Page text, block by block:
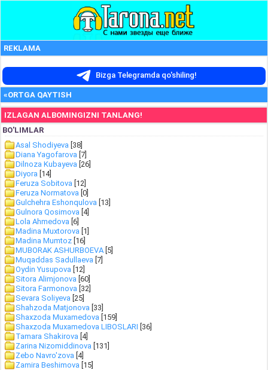
REKLAMA
Bizga Telegramda qo'shiling!
«ORTGA QAYTISH
IZLAGAN ALBOMINGIZNI TANLANG!
BO'LIMLAR
Asal Shodiyeva [38]
Diana Yagofarova [7]
Dilnoza Kubayeva [26]
Diyora [14]
Feruza Sobitova [12]
Feruza Normatova [0]
Gulchehra Eshonqulova [13]
Gulnora Qosimova [4]
Lola Ahmedova [6]
Madina Muxtorova [1]
Madina Mumtoz [16]
MUBORAK ASHURBOEVA [5]
Muqaddas Sadullaeva [7]
Oydin Yusupova [12]
Sitora Alimjonova [60]
Sitora Farmonova [32]
Sevara Soliyeva [25]
Shahzoda Matjonova [33]
Shaxzoda Muxamedova [159]
Shaxzoda Muxamedova LIBOSLARI [36]
Tamara Shakirova [4]
Zarina Nizomiddinova [131]
Zebo Navro'zova [4]
Zamira Beshimova [15]